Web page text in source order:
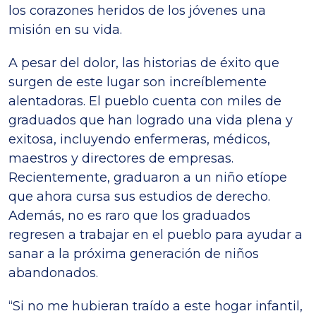
los corazones heridos de los jóvenes una
misión en su vida.
A pesar del dolor, las historias de éxito que
surgen de este lugar son increíblemente
alentadoras. El pueblo cuenta con miles de
graduados que han logrado una vida plena y
exitosa, incluyendo enfermeras, médicos,
maestros y directores de empresas.
Recientemente, graduaron a un niño etíope
que ahora cursa sus estudios de derecho.
Además, no es raro que los graduados
regresen a trabajar en el pueblo para ayudar a
sanar a la próxima generación de niños
abandonados.
“Si no me hubieran traído a este hogar infantil,